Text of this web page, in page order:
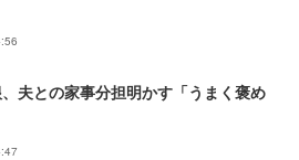
夫との家事分担明かす「うまく褒め